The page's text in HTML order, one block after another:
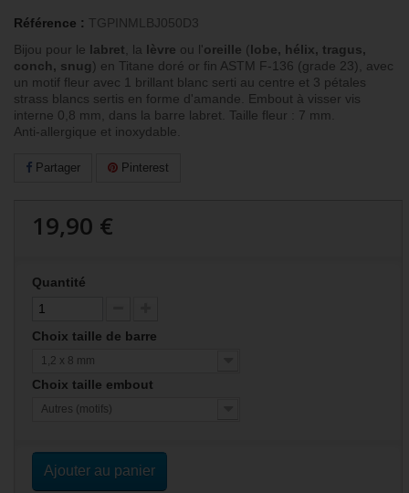
Référence : TGPINMLBJ050D3
Bijou pour le labret , la lèvre ou l'oreille (lobe, hélix, tragus,
conch, snug) en Titane doré or fin ASTM F-136 (grade 23), avec
un motif fleur avec 1 brillant blanc serti au centre et 3 pétales
strass blancs sertis en forme d'amande. Embout à visser vis
interne 0,8 mm, dans la barre labret. Taille fleur : 7 mm.
Anti-allergique et inoxydable.
Partager Pinterest
19,90 €
Quantité
Choix taille de barre
1,2 x 8 mm
Choix taille embout
Autres (motifs)
Ajouter au panier